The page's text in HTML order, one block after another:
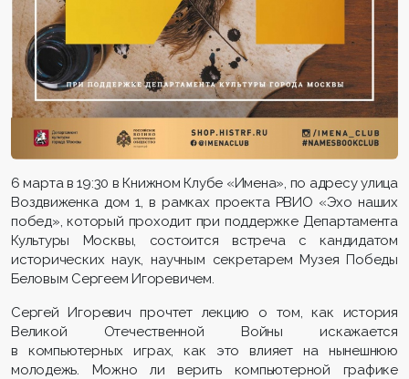
6 марта в 19:30 в Книжном Клубе «Имена», по адресу улица
Воздвиженка дом 1, в рамках проекта РВИО «Эхо наших
побед», который проходит при поддержке Департамента
Культуры Москвы, состоится встреча с кандидатом
исторических наук, научным секретарем Музея Победы
Беловым Сергеем Игоревичем.
Сергей Игоревич прочтет лекцию о том, как история
Великой Отечественной Войны искажается
в компьютерных играх, как это влияет на нынешнюю
молодежь. Можно ли верить компьютерной графике